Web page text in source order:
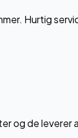
Hurtig
og de